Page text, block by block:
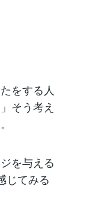
をする人
そう考え
を与える
じてみる